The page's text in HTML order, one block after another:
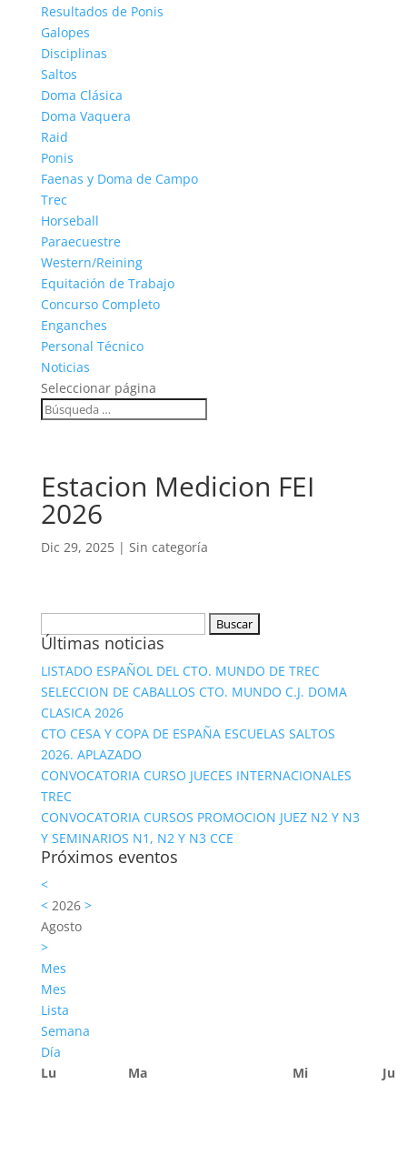
Resultados de Ponis
Galopes
Disciplinas
Saltos
Doma Clásica
Doma Vaquera
Raid
Ponis
Faenas y Doma de Campo
Trec
Horseball
Paraecuestre
Western/Reining
Equitación de Trabajo
Concurso Completo
Enganches
Personal Técnico
Noticias
Seleccionar página
Estacion Medicion FEI
2026
Dic 29, 2025| Sin categoría
Últimas noticias
LISTADO ESPAÑOL DEL CTO. MUNDO DE TREC
SELECCION DE CABALLOS CTO. MUNDO C.J. DOMA
CLASICA 2026
CTO CESA Y COPA DE ESPAÑA ESCUELAS SALTOS
2026. APLAZADO
CONVOCATORIA CURSO JUECES INTERNACIONALES
TREC
CONVOCATORIA CURSOS PROMOCION JUEZ N2 Y N3
Y SEMINARIOS N1, N2 Y N3 CCE
Próximos eventos
<
<2026 >
Agosto
>
Mes
Mes
Lista
Semana
Día
Lu
Ma Mi Ju